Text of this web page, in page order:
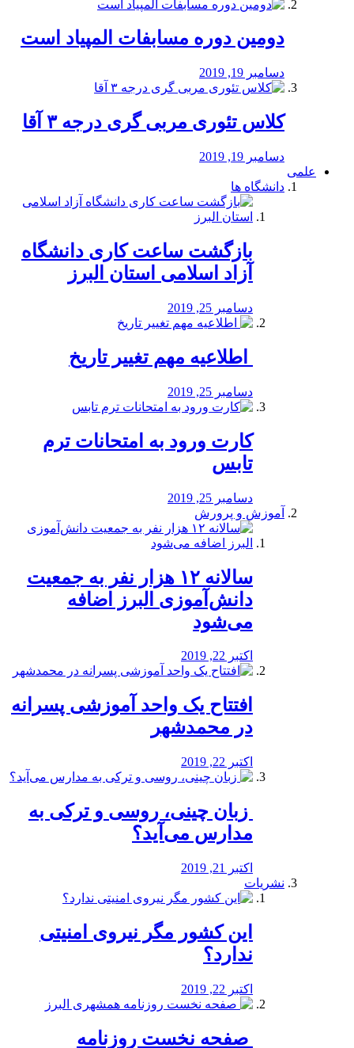
دومین دوره مسابفات المپیاد است
دسامبر 19, 2019
کلاس تئوری مربی گری درجه ۳ آقا
دسامبر 19, 2019
علمی
دانشگاه ها
بازگشت ساعت کاری دانشگاه
آزاد اسلامی استان البرز
دسامبر 25, 2019
️ اطلاعیه مهم تغییر تاریخ
دسامبر 25, 2019
کارت ورود به امتحانات ترم
تابس
دسامبر 25, 2019
آموزش و پرورش
️سالانه ۱۲ هزار نفر به جمعیت
دانش‌آموزی البرز اضافه
می‌شود
اکتبر 22, 2019
افتتاح یک واحد آموزشی پسرانه
در محمدشهر
اکتبر 22, 2019
️ زبان چینی، روسی و ترکی به
مدارس می‌آید؟
اکتبر 21, 2019
نشریات
این کشور مگر نیروی امنیتی
ندارد؟
اکتبر 22, 2019
️ صفحه نخست روزنامه‌